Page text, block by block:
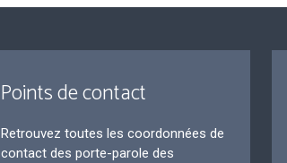
Points de contact
Retrouvez toutes les coordonnées de
contact des porte-parole des